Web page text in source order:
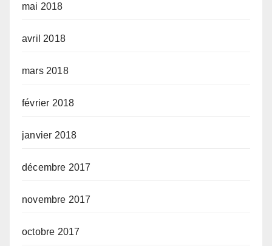
mai 2018
avril 2018
mars 2018
février 2018
janvier 2018
décembre 2017
novembre 2017
octobre 2017